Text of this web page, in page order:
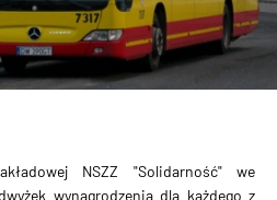
NSZZ "Solidarność" we
wynagrodzenia dla każdego z